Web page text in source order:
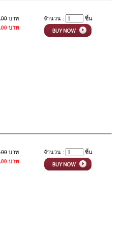
บาท
บาท
จำนวน : ชิ้น
บาท
บาท
จำนวน : ชิ้น